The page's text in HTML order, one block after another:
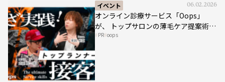
イベント 06.02.2026
オンライン診療サービス「Oops」
が、 トップサロンの薄毛ケア提案術を
HAIRCAMPで公開！
PR oops